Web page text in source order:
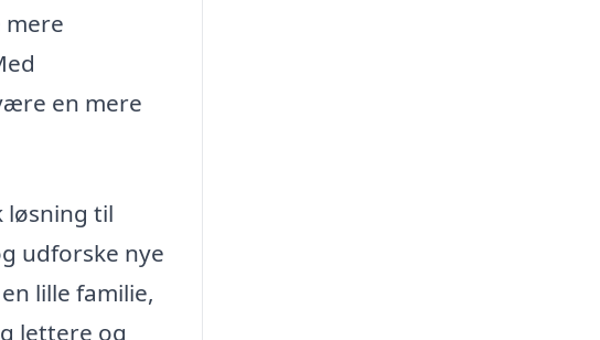
mere
en mere
løsning til
udforske nye
lille familie,
lettere og